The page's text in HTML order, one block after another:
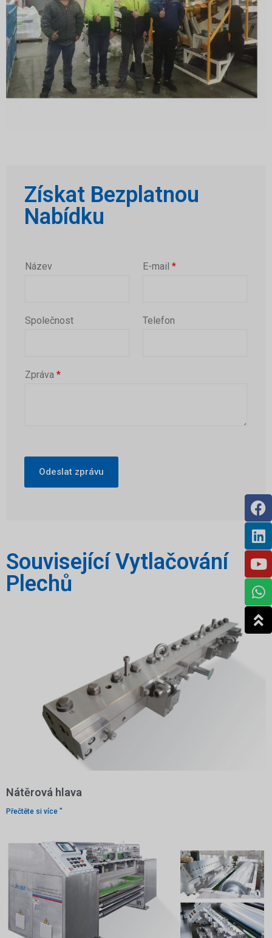
Získat Bezplatnou
Nabídku
Název E-mail *
Společnost Telefon
Zpráva *
Odeslat zprávu
Související Vytlačování
Plechů
Nátěrová hlava
Přečtěte si více "